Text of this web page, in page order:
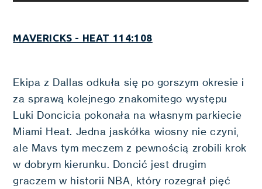
MAVERICKS - HEAT 114:108
Ekipa z Dallas odkuła się po gorszym okresie i
za sprawą kolejnego znakomitego występu
Luki Doncicia pokonała na własnym parkiecie
Miami Heat. Jedna jaskółka wiosny nie czyni,
ale Mavs tym meczem z pewnością zrobili krok
w dobrym kierunku. Doncić jest drugim
graczem w historii NBA, który rozegrał pięć